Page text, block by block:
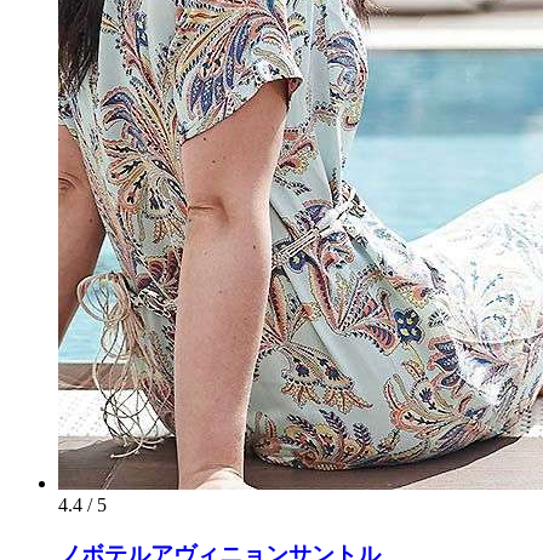
4.4 / 5
ノボテルアヴィニョンサントル